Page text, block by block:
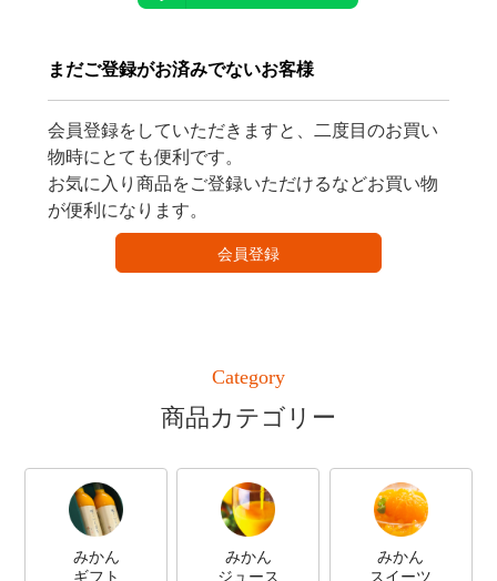
まだご登録がお済みでないお客様
会員登録をしていただきますと、二度目のお買い
物時にとても便利です。
お気に入り商品をご登録いただけるなどお買い物
が便利になります。
会員登録
Category
商品カテゴリー
みかん
ギフト
みかん
ジュース
みかん
スイーツ